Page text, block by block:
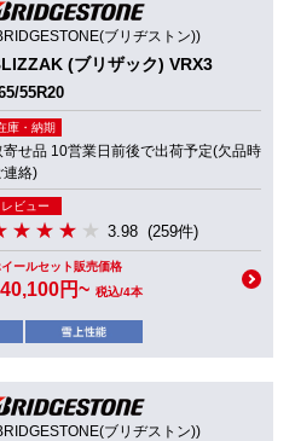
ブリヂストン))
(ブリザック) VRX3
55R20
庫・納期
寄せ品 10営業日前後で出荷予定(欠品時
連絡)
レビュー
3.98 (259件)
イールセット販売価格
円~ 税込/4本
ブリヂストン))